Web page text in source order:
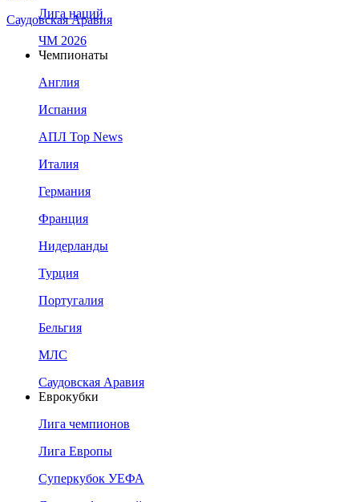
Саудовская Аравия
Лига наций
ЧМ 2026
Чемпионаты
Англия
Испания
АПЛ Top News
Италия
Германия
Франция
Нидерланды
Турция
Португалия
Бельгия
МЛС
Саудовская Аравия
Еврокубки
Лига чемпионов
Лига Европы
Суперкубок УЕФА